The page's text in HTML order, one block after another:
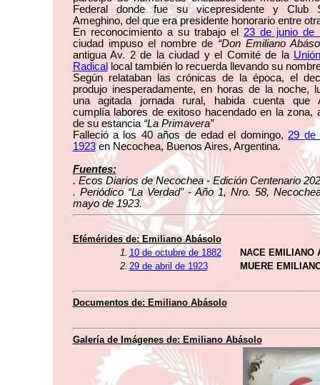
Federal donde fue su vicepresidente y Club
Ameghino, del que era presidente honorario entre
En reconocimiento a su trabajo el 23 de junio de
ciudad impuso el nombre de “Don Emiliano
antigua Av. 2 de la ciudad y el Comité de la
Radical
local también lo recuerda llevando su
Según relataban las crónicas de la época, el
produjo inesperadamente, en horas de la noche,
una agitada jornada rural, habida cuenta que
cumplía labores de exitoso hacendado en la zona,
de su estancia “La Primavera”
Falleció a los 40 años de edad el domingo, 29 de
1923en Necochea, Buenos Aires, Argentina.
Fuentes:
. Ecos Diarios de Necochea - Edición Centenario
. Periódico “La Verdad” - Año 1, Nro. 58,
mayo de 1923.
Efémérides de: Emiliano Abásolo
1. 10 de octubre de 1882
NACE EMILIANO
2. 29 de abril de 1923 MUERE
Documentos de: Emiliano Abásolo
Galería de Imágenes de: Emiliano Abásolo